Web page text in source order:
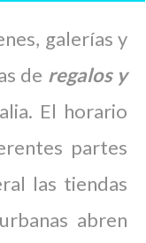
galerías y
de regalos y
El horario
partes
las tiendas
abren